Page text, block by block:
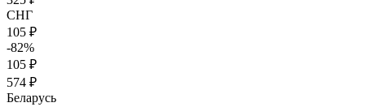
СНГ
105 ₽
-82%
105 ₽
574 ₽
Беларусь